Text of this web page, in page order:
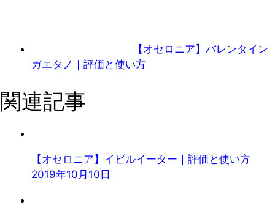
【オセロニア】バレンタイン
ガエタノ｜評価と使い方
関連記事
【オセロニア】イビルイーター｜評価と使い方
2019年10月10日